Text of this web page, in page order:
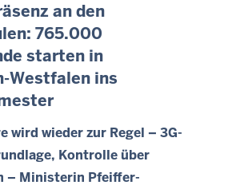
an den
765.000
starten in
Westfalen ins
wird wieder zur Regel – 3G-
Kontrolle über
– Ministerin Pfeiffer-